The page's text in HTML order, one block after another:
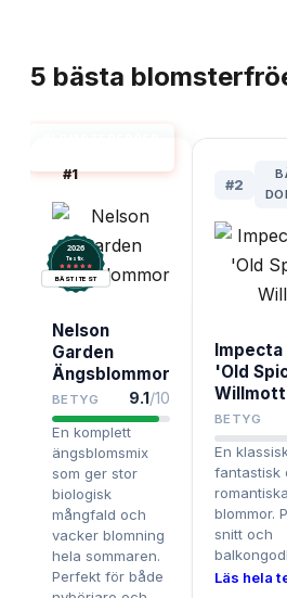
5 bästa
#1
2026
Testix.
BÄST I TEST
Nelson
Garden
Ängsblommor
BETYG 9.1/10
En komplett
ängsblomsmix
som ger stor
biologisk
mångfald och
vacker blomning
hela sommaren.
Perfekt för både
#2
'Old
BETYG
En
fantastisk
blommor.
snitt och
Läs hela